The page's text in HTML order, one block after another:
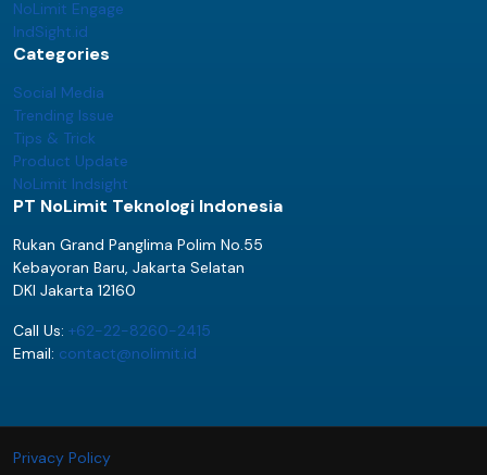
NoLimit Engage
IndSight.id
Categories
Social Media
Trending Issue
Tips & Trick
Product Update
NoLimit Indsight
PT NoLimit Teknologi Indonesia
Rukan Grand Panglima Polim No.55
Kebayoran Baru, Jakarta Selatan
DKI Jakarta 12160
Call Us: +62-22-8260-2415
Email: contact@nolimit.id
Privacy Policy